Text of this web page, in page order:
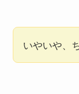
いやいや、